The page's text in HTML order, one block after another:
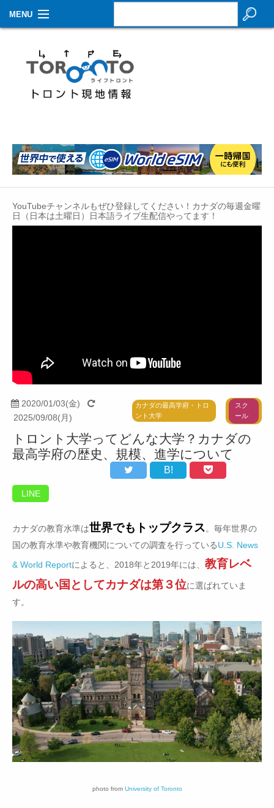
MENU
生活情報
その他
イベントカレンダー
Contact
YouTubeチャンネルもぜひ登録してください！カナダの毎週金曜
日（日本は土曜日）日本語ライブ生配信やってます！
2020/01/03(金)
2025/09/08(月)
カナダの最高学府・トロ
ント大学
スク
ール
トロント大学ってどんな大学？カナダの
最高学府の歴史、規模、進学について
B!
LINE
カナダの教育水準は世界でもトップクラス。毎年世界の
国の教育水準や教育機関についての調査を行っているU.S. News
& World Reportによると、2018年と2019年には、 教育レベ
ルの高い国としてカナダは第３位に選ばれていま
す。
photo from University of Toronto